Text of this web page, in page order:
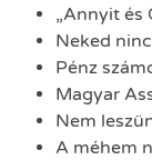
„Annyit és
Neked
Pénz
Magyar
Nem
A méhem